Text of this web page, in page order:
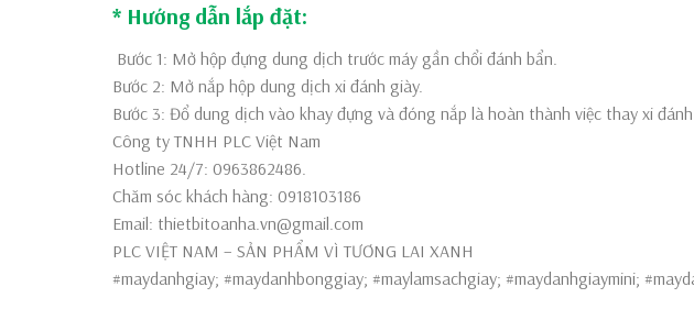
* Hướng dẫn lắp đặt:
Bước 1: Mở hộp đựng dung dịch trước máy gần chổi đánh bẩn.
Bước 2: Mở nắp hộp dung dịch xi đánh giày.
Bước 3: Đổ dung dịch vào khay đựng và đóng nắp là hoàn thành việc thay xi
Công ty TNHH PLC Việt Nam
Hotline 24/7: 0963862486.
Chăm sóc khách hàng: 0918103186
Email: thietbitoanha.vn@gmail.com
PLC VIỆT NAM – SẢN PHẨM VÌ TƯƠNG LAI XANH
#maydanhgiay; #maydanhbonggiay; #maylamsachgiay; #maydanhgiaymini;